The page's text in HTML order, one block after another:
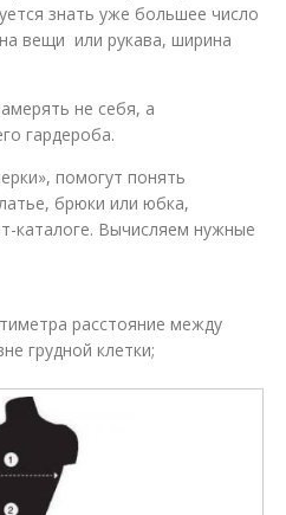
знать уже большее число
вещи или рукава, ширина
не себя, а
гардероба.
помогут понять
брюки или юбка,
каталоге. Вычисляем нужные
расстояние между
грудной клетки;